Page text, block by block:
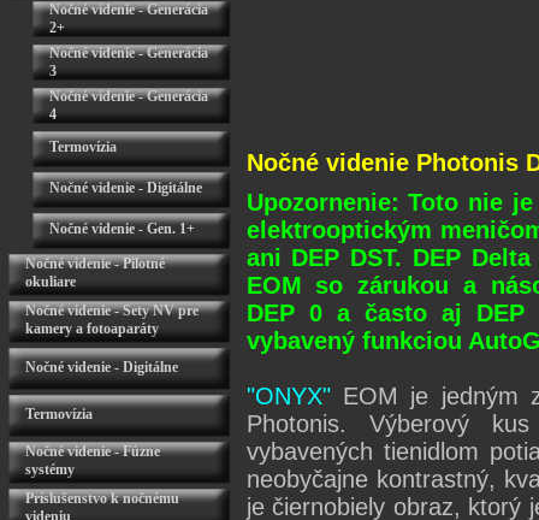
Nočné videnie - Generácia
2+
Nočné videnie - Generácia
3
Nočné videnie - Generácia
4
Termovízia
Nočné videnie - Digitálne
Nočné videnie - Gen. 1+
Nočné videnie - Pilotné
okuliare
Nočné videnie - Sety NV pre
kamery a fotoaparáty
Nočné videnie - Digitálne
Termovízia
Nočné videnie - Fúzne
systémy
Príslušenstvo k nočnému
videniu
Nočné videnie Photonis
Upozornenie: Toto nie
elektrooptickým
ani DEP DST. DEP
EOM so zárukou a
DEP 0 a často aj DEP
vybavený funkciou
"ONYX"EOM je jedným z
Photonis. Výberový
vybavených tienidlom
neobyčajne kontrastný,
je čiernobiely obraz, ktorý